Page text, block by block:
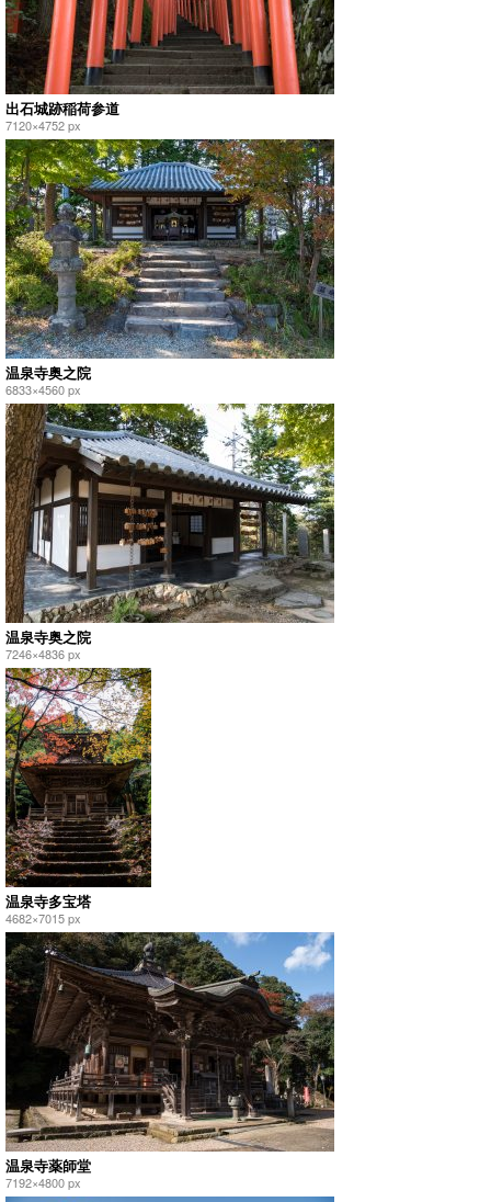
出石城跡稲荷参道
7120×4752 px
温泉寺奥之院
6833×4560 px
温泉寺奥之院
7246×4836 px
温泉寺多宝塔
4682×7015 px
温泉寺薬師堂
7192×4800 px